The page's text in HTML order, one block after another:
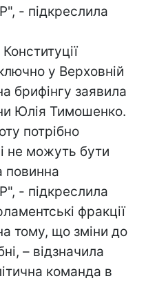
- підкреслила
у Верховній
брифінгу заявила
Юлія Тимошенко.
потрібно
не можуть бути
повинна
- підкреслила
фракції
тому, що зміни до
– відзначила
команда в